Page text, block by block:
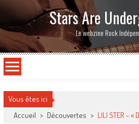
Stars Are
Le webzine Rock
Vous êtes ici
Accueil > Découvertes > LILI STER – «